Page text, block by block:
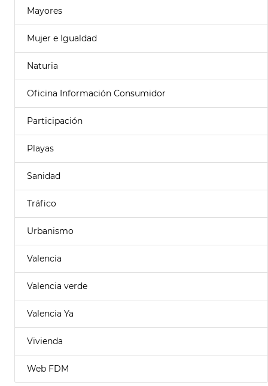
Mayores
Mujer e Igualdad
Naturia
Oficina Información Consumidor
Participación
Playas
Sanidad
Tráfico
Urbanismo
Valencia
Valencia verde
Valencia Ya
Vivienda
Web FDM